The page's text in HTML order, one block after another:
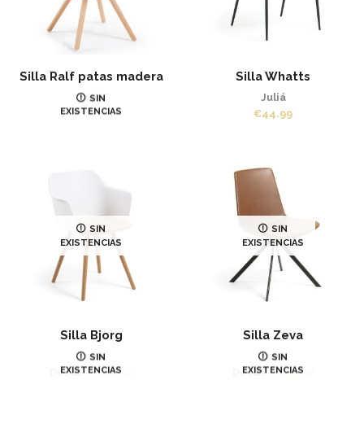
Silla Ralf patas madera
Juliá
€65.99
SIN
EXISTENCIAS
Silla Whatts
Juliá
€44.99
SIN
EXISTENCIAS
Silla Bjorg
Juliá
Desde:€168.00
SIN
EXISTENCIAS
SIN
EXISTENCIAS
Silla Zeva
Juliá
Desde:€155.00
SIN
EXISTENCIAS